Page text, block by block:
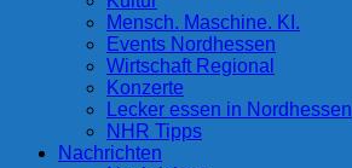
Mensch. Maschine. KI.
Events Nordhessen
Wirtschaft Regional
Konzerte
Lecker essen in Nordhessen
NHR Tipps
Nachrichten